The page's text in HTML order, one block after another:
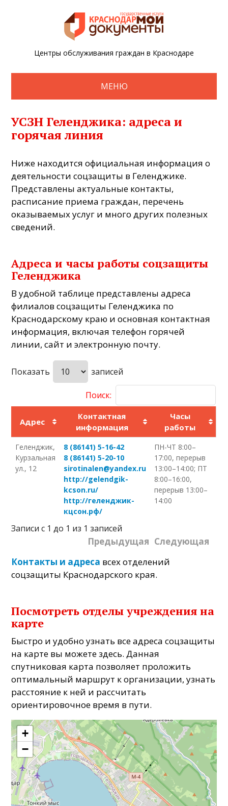
Центры обслуживания граждан в Краснодаре
МЕНЮ
УСЗН Геленджика: адреса и
горячая линия
Ниже находится официальная информация о
деятельности соцзащиты в Геленджике.
Представлены актуальные контакты,
расписание приема граждан, перечень
оказываемых услуг и много других полезных
сведений.
Адреса и часы работы соцзащиты
Геленджика
В удобной таблице представлены адреса
филиалов соцзащиты Геленджика по
Краснодарскому краю и основная контактная
информация, включая телефон горячей
линии, сайт и электронную почту.
Показать записей
Поиск:
Адрес
Контактная
информация
Часы
работы
Геленджик,
Курзальная
ул., 12
8 (86141) 5-16-42
8 (86141) 5-20-10
sirotinalen@yandex.ru
http://gelendgik-
kcson.ru/
http://геленджик-
кцсон.рф/
ПН-ЧТ 8:00–
17:00, перерыв
13:00–14:00; ПТ
8:00–16:00,
перерыв 13:00–
14:00
Записи с 1 до 1 из 1 записей
Предыдущая Следующая
Контакты и адреса всех отделений
соцзащиты Краснодарского края.
Посмотреть отделы учреждения на
карте
Быстро и удобно узнать все адреса соцзащиты
на карте вы можете здесь. Данная
спутниковая карта позволяет проложить
оптимальный маршрут к организации, узнать
расстояние к ней и рассчитать
ориентировочное время в пути.
+
−